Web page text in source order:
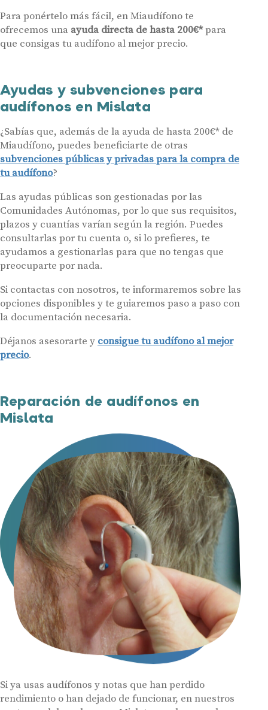
Para ponértelo más fácil, en Miaudífono te
ofrecemos una ayuda directa de hasta 200€*para
que consigas tu audífono al mejor precio.
Ayudas y subvenciones para
audífonos en Mislata
¿Sabías que, además de la ayuda de hasta 200€* de
Miaudífono, puedes beneficiarte de otras
subvenciones públicas y privadas para la compra de
tu audífono?
Las ayudas públicas son gestionadas por las
Comunidades Autónomas, por lo que sus requisitos,
plazos y cuantías varían según la región. Puedes
consultarlas por tu cuenta o, si lo prefieres, te
ayudamos a gestionarlas para que no tengas que
preocuparte por nada.
Si contactas con nosotros, te informaremos sobre las
opciones disponibles y te guiaremos paso a paso con
la documentación necesaria.
Déjanos asesorarte y consigue tu audífono al mejor
precio.
Reparación de audífonos en
Mislata
Si ya usas audífonos y notas que han perdido
rendimiento o han dejado de funcionar, en nuestros